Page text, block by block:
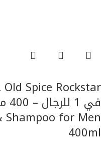
Shampoo for Men
400ml